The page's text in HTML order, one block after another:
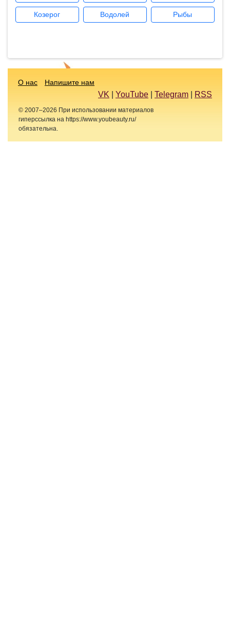
Козерог Водолей Рыбы
О нас Напишите нам
VK YouTube Telegram RSS
© 2007–2026 При использовании материалов
гиперссылка на https://www.youbeauty.ru/
обязательна.